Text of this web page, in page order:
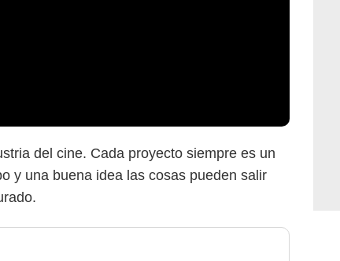
del cine. Cada proyecto siempre es un
y una buena idea las cosas pueden salir